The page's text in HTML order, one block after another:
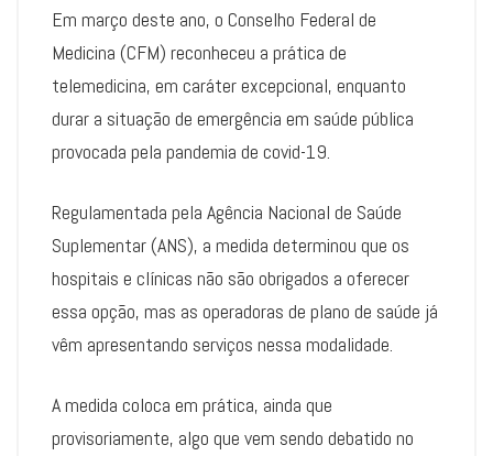
Em março deste ano, o Conselho Federal de
Medicina (CFM) reconheceu a prática de
telemedicina, em caráter excepcional, enquanto
durar a situação de emergência em saúde pública
provocada pela pandemia de covid-19.
Regulamentada pela Agência Nacional de Saúde
Suplementar (ANS), a medida determinou que os
hospitais e clínicas não são obrigados a oferecer
essa opção, mas as operadoras de plano de saúde já
vêm apresentando serviços nessa modalidade.
A medida coloca em prática, ainda que
provisoriamente, algo que vem sendo debatido no